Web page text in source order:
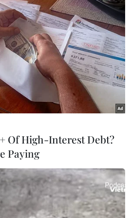
tích về đầu tư tại hãng
trụ sở tại Singapore nhận
một quyết sách nào được
tư vào vàng và các kimloại
và giá vàng có thể sẽ tăng
mới./.
Chi (TTXVN/Vietnam+)
Of High-Interest Debt?
Paying